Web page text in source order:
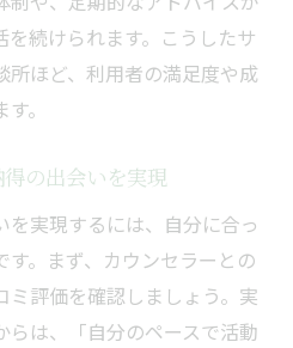
結婚相談所の特徴
相談所のサービス内容
選びを実現する方法
後悔しないための工夫
婚相談所の比較ポイント
カウンセリング活用法
た結婚相談所選びの極意
続けられます。こうしたサ
ほど、利用者の満足度や成
。
の出会いを実現
実現するには、自分に合っ
。まず、カウンセラーとの
評価を確認しましょう。実
は、「自分のペースで活動